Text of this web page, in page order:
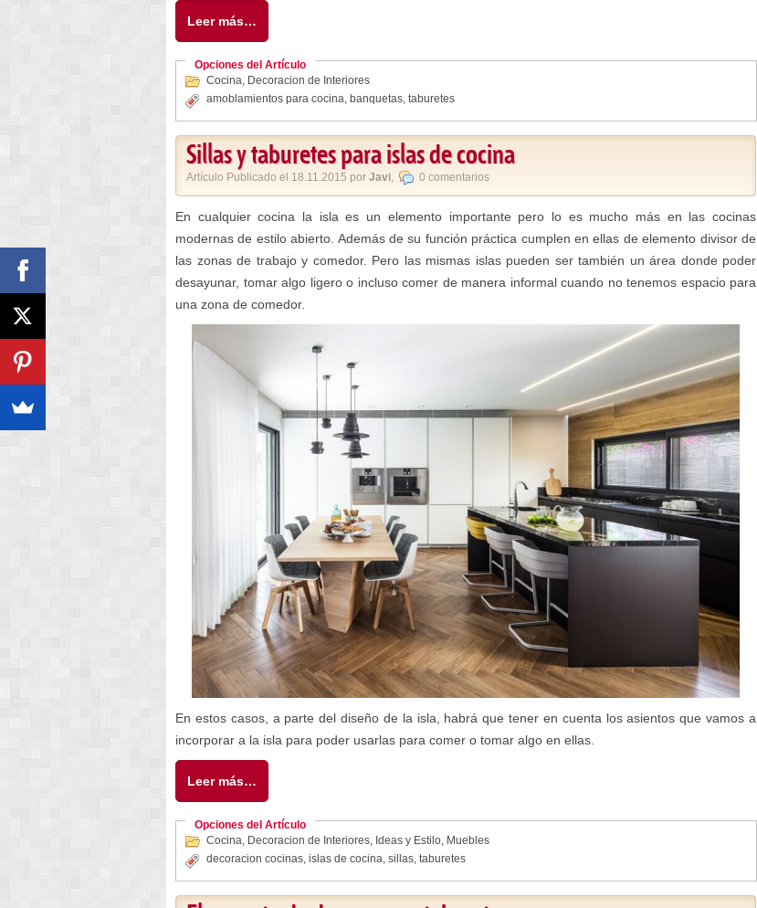
Leer más…
Opciones del Artículo
Cocina Decoracion de Interiores
amoblamientos para cocina banquetas taburetes
Sillas y taburetes para islas de cocina
Artículo Publicado el 18.11.2015 por Javi 0 comentarios
En cualquier cocina la isla es un elemento importante pero lo es mucho más en las cocinas
modernas de estilo abierto. Además de su función práctica cumplen en ellas de elemento divisor de
las zonas de trabajo y comedor. Pero las mismas islas pueden ser también un área donde poder
desayunar, tomar algo ligero o incluso comer de manera informal cuando no tenemos espacio para
una zona de comedor.
En estos casos, a parte del diseño de la isla, habrá que tener en cuenta los asientos que vamos a
incorporar a la isla para poder usarlas para comer o tomar algo en ellas.
Leer más…
Opciones del Artículo
Cocina, Decoracion de Interiores, Ideas y Estilo, Muebles
decoracion cocinas, islas de cocina, sillas, taburetes